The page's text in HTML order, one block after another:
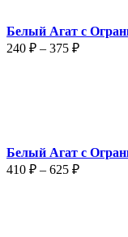
Белый Агат с
240 ₽ – 375 ₽Диапазон
Белый Агат с
410 ₽ – 625 ₽Диапазон